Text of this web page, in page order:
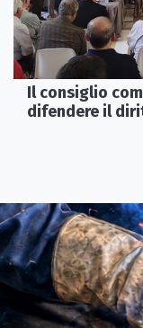
Il consiglio
difendere il